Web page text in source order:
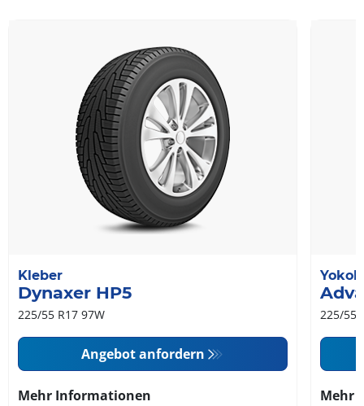
Kleber
Dynaxer HP5
225/55 R17 97W
Angebot anfordern
Mehr Informationen
225/55
Mehr